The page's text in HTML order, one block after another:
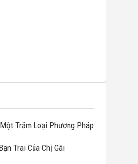
Trăm Loại Phương Pháp
Trai Của Chị Gái